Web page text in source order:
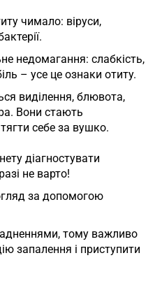
чимало: віруси,
недомагання: слабкість,
– усе це ознаки отиту.
виділення, блювота,
Вони стають
себе за вушко.
діагностувати
не варто!
за допомогою
тому важливо
запалення і приступити